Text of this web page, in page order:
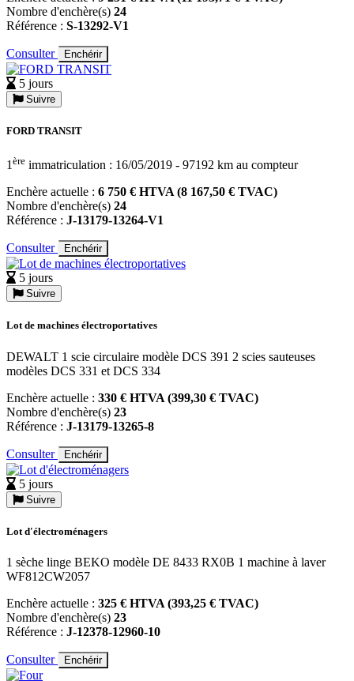
Nombre d'enchère(s) 24
Référence : S-13292-V1
Consulter Enchérir
5 jours
Suivre
FORD TRANSIT
1 ère immatriculation : 16/05/2019 - 97192 km au compteur
Enchère actuelle : 6 750 € HTVA (8 167,50 € TVAC)
Nombre d'enchère(s) 24
Référence : J-13179-13264-V1
Consulter Enchérir
5 jours
Suivre
Lot de machines électroportatives
DEWALT 1 scie circulaire modèle DCS 391 2 scies sauteuses
modèles DCS 331 et DCS 334
Enchère actuelle : 330 € HTVA (399,30 € TVAC)
Nombre d'enchère(s) 23
Référence : J-13179-13265-8
Consulter Enchérir
5 jours
Suivre
Lot d'électroménagers
1 sèche linge BEKO modèle DE 8433 RX0B 1 machine à laver
WF812CW2057
Enchère actuelle : 325 € HTVA (393,25 € TVAC)
Nombre d'enchère(s) 23
Référence : J-12378-12960-10
Consulter Enchérir